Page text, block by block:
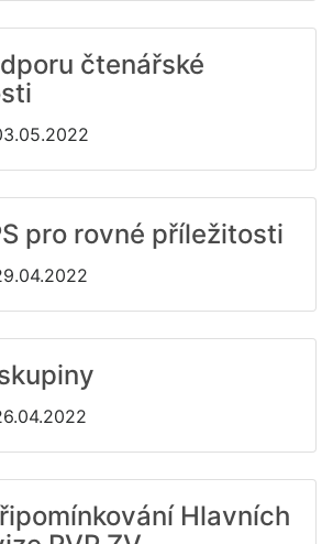
čtenářské
pro rovné příležitosti
Hlavních